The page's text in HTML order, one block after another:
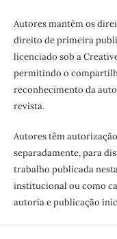
Autores mantêm os
direito de primeira
licenciado sob a
permitindo o
reconhecimento da
revista.
Autores têm
separadamente, para
trabalho publicada
institucional ou como
autoria e publicação